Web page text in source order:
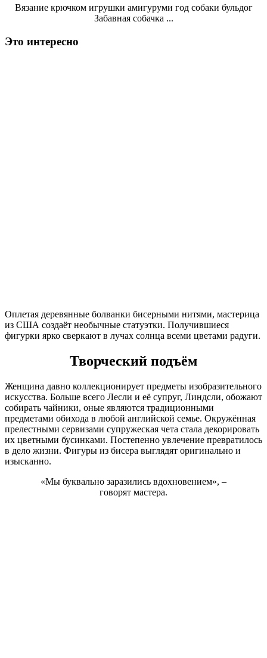
Вязание крючком игрушки амигуруми год собаки бульдог
Забавная собачка ...
Это интересно
Оплетая деревянные болванки бисерными нитями, мастерица
из США создаёт необычные статуэтки. Получившиеся
фигурки ярко сверкают в лучах солнца всеми цветами радуги.
Творческий подъём
Женщина давно коллекционирует предметы изобразительного
искусства. Больше всего Лесли и её супруг, Линдсли, обожают
собирать чайники, оные являются традиционными
предметами обихода в любой английской семье. Окружённая
прелестными сервизами супружеская чета стала декорировать
их цветными бусинками. Постепенно увлечение превратилось
в дело жизни. Фигуры из бисера выглядят оригинально и
изысканно.
«Мы буквально заразились вдохновением», –
говорят мастера.